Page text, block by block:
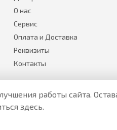
О нас
Сервис
Оплата и Доставка
Реквизиты
Контакты
работы сайта.
здесь.